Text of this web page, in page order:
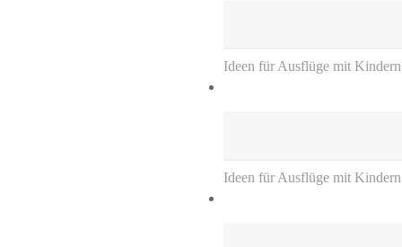
Ideen für Ausflüge mit
Ideen für Ausflüge mit